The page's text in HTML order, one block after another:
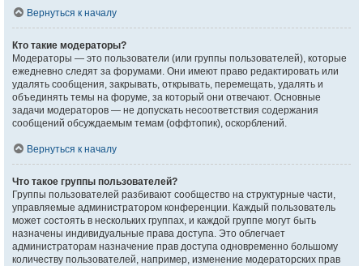
Вернуться к началу
Кто такие модераторы?
Модераторы — это пользователи (или группы пользователей), которые
ежедневно следят за форумами. Они имеют право редактировать или
удалять сообщения, закрывать, открывать, перемещать, удалять и
объединять темы на форуме, за который они отвечают. Основные
задачи модераторов — не допускать несоответствия содержания
сообщений обсуждаемым темам (оффтопик), оскорблений.
Вернуться к началу
Что такое группы пользователей?
Группы пользователей разбивают сообщество на структурные части,
управляемые администратором конференции. Каждый пользователь
может состоять в нескольких группах, и каждой группе могут быть
назначены индивидуальные права доступа. Это облегчает
администраторам назначение прав доступа одновременно большому
количеству пользователей, например, изменение модераторских прав